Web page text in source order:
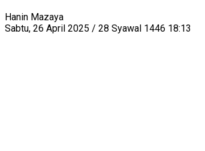
Hanin Mazaya
Sabtu, 26 April 2025 / 28 Syawal 1446 18:13